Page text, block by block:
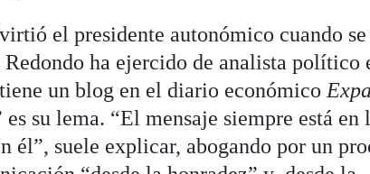
el presidente autonómico cuando se
ha ejercido de analista político
un blog en el diario económico
su lema. “El mensaje siempre está en
él”, suele explicar, abogando por un